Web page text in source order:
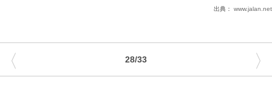
出典： www.jalan.net
28/33
〈 〉